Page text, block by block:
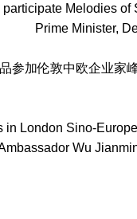
Melodies
Prime Minister,
参加伦敦中欧企业家
in London Sino-
Wu